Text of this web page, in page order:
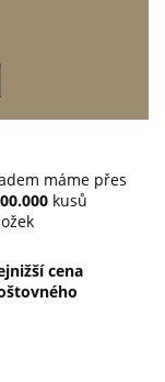
máme přes
kusů
cena